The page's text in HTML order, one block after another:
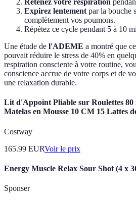
Retenez votre respiration
Expirez lentement par la bouche
complètement vos poumons.
Répétez ce cycle pendant 5 à 10
Une étude de l'ADEME a montré que
pouvait réduire le stress de 40% en
respiration consciente à votre routine,
conscience accrue de votre corps et de
une relaxation durable.
Lit d'Appoint Pliable sur Roulettes
Matelas en Mousse 10 CM 15 Lattes
Costway
165.99 EURVoir le prix
Energy Muscle Relax Sour Shot (4 x
Sponser